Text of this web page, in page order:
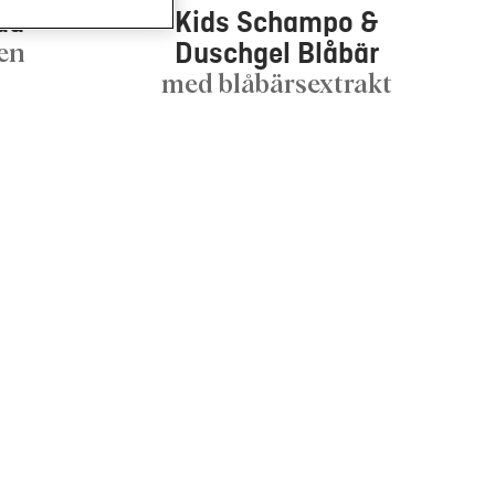
Kids Schampo &
Duschgel Blåbär
med blåbärsextrakt
(avsnittet ”Cookies,
genom att
som används på